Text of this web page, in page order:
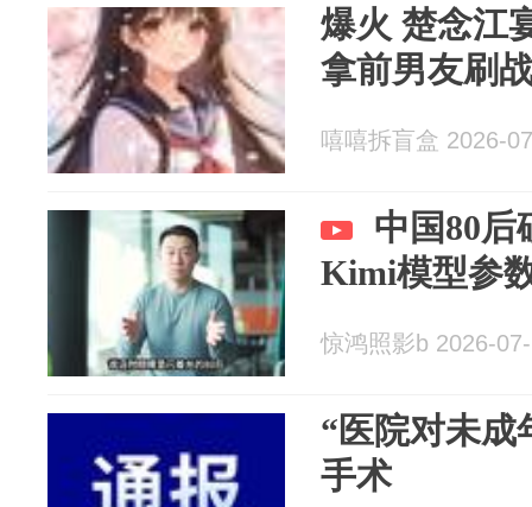
爆火 楚念江
拿前男友刷
嘻嘻拆盲盒 2026-
中国80后
Kimi模型参
惊鸿照影b 2026-
“医院对未成
手术